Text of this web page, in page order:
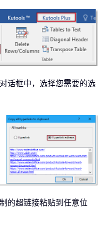
对话框中，选择您需要的选
的超链接粘贴到任意位